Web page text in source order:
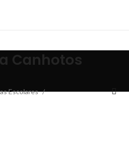
Canhotos
Escolares